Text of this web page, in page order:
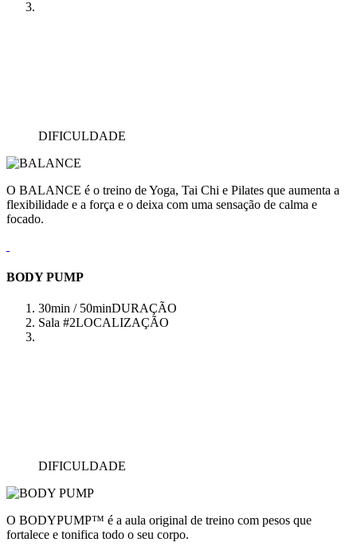
DIFICULDADE
O BALANCE é o treino de Yoga, Tai Chi e Pilates que aumenta a
flexibilidade e a força e o deixa com uma sensação de calma e
focado.
BODY PUMP
30min / 50minDURAÇÃO
Sala #2LOCALIZAÇÃO
DIFICULDADE
O BODYPUMP™ é a aula original de treino com pesos que
fortalece e tonifica todo o seu corpo.